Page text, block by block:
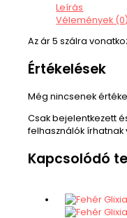
Leírás
Vélemények (0)
Az ár 5 szálra
Értékelések
Még nincsenek
Csak bejelentkezett
felhasználók írhatnak
Kapcsolódó